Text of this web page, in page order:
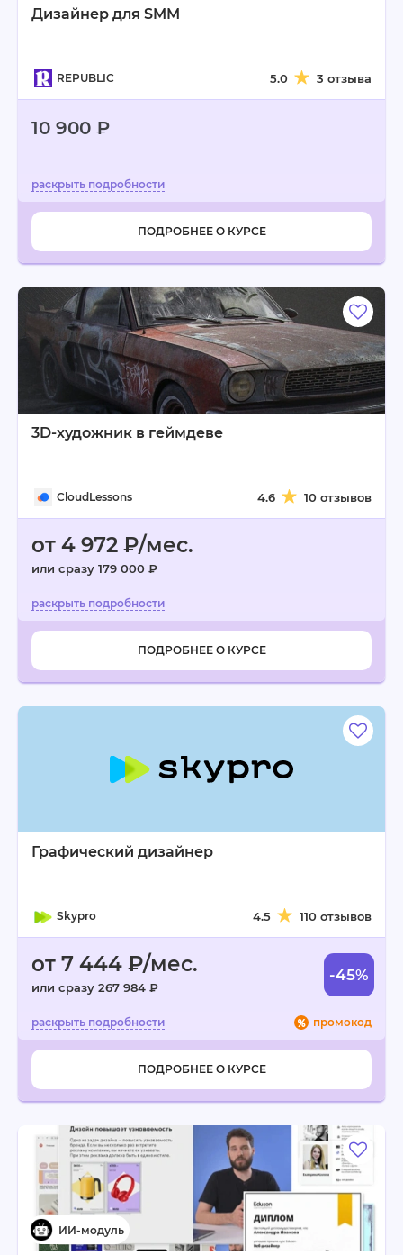
Дизайнер для SMM
REPUBLIC 5.0 3 отзыва
10 900 ₽
ПОДРОБНЕЕ О КУРСЕ
3D-художник в геймдеве
CloudLessons 4.6 10 отзывов
от 4 972 ₽/мес.
или сразу 179 000 ₽
ПОДРОБНЕЕ О КУРСЕ
Графический дизайнер
Skypro 4.5 110 отзывов
от 7 444 ₽/мес.
или сразу 267 984 ₽
-45%
промокод
ПОДРОБНЕЕ О КУРСЕ